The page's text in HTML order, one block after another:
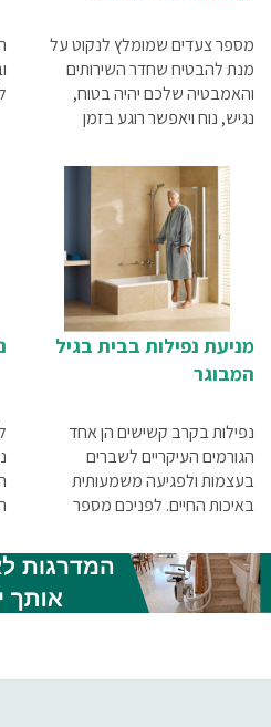
מספר צעדים שמומלץ לנקוט על
מנת להבטיח שחדר השירותים
והאמבטיה שלכם יהיה בטוח,
נגיש, נוח ויאפשר רוגע בזמן
מניעת נפילות בבית בגיל
המבוגר
נפילות בקרב קשישים הן אחד
הגורמים העיקריים לשברים
בעצמות ולפגיעה משמעותית
באיכות החיים. לפניכם מספר
בבית, או לפחות להקטנת הסיכוי
שהן יקרו, החל בשמירה על אורח
חיים בריא, עבור ברכישת עזרי
בהתאם למצב הקשיש